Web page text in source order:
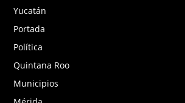
Yucatán
Portada
Política
Quintana Roo
Municipios